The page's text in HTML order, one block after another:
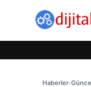
Haberler›